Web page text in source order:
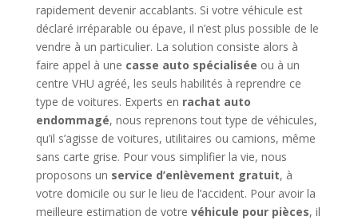
rapidement devenir accablants. Si votre véhicule est
déclaré irréparable ou épave, il n’est plus possible de le
vendre à un particulier. La solution consiste alors à
faire appel à une casse auto spécialisée ou à un
centre VHU agréé, les seuls habilités à reprendre ce
type de voitures. Experts en rachat auto
endommagé, nous reprenons tout type de véhicules,
qu’il s’agisse de voitures, utilitaires ou camions, même
sans carte grise. Pour vous simplifier la vie, nous
proposons un service d’enlèvement gratuit, à
votre domicile ou sur le lieu de l’accident. Pour avoir la
meilleure estimation de votre véhicule pour pièces, il